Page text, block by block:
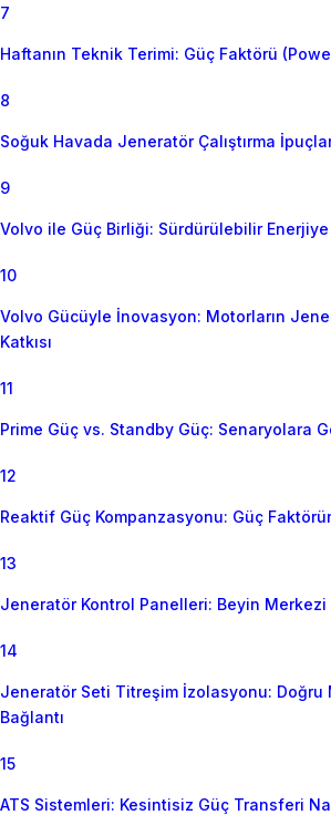
7
Haftanın Teknik Terimi: Güç Faktörü
8
Soğuk Havada Jeneratör Çalıştırma
9
Volvo ile Güç Birliği: Sürdürülebilir
10
Volvo Gücüyle İnovasyon: Motorların
Katkısı
11
Prime Güç vs. Standby Güç: Senaryolara
12
Reaktif Güç Kompanzasyonu: Güç
13
Jeneratör Kontrol Panelleri: Beyin Merkezi
14
Jeneratör Seti Titreşim İzolasyonu: Doğru
Bağlantı
15
ATS Sistemleri: Kesintisiz Güç Transferi